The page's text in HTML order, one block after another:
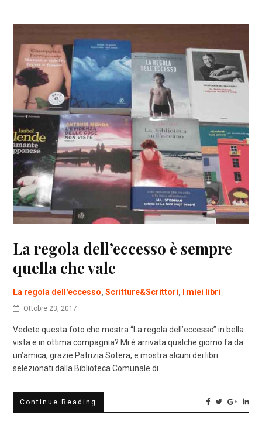
La regola dell’eccesso è sempre
quella che vale
La regola dell'eccesso,Scritture&Scrittori, I miei libri
Ottobre 23, 2017
Vedete questa foto che mostra “La regola dell’eccesso” in bella
vista e in ottima compagnia? Mi è arrivata qualche giorno fa da
un’amica, grazie Patrizia Sotera, e mostra alcuni dei libri
selezionati dalla Biblioteca Comunale di…
Continue Reading